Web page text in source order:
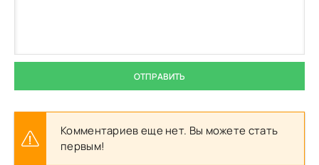
ОТПРАВИТЬ
Комментариев еще нет. Вы можете стать
первым!